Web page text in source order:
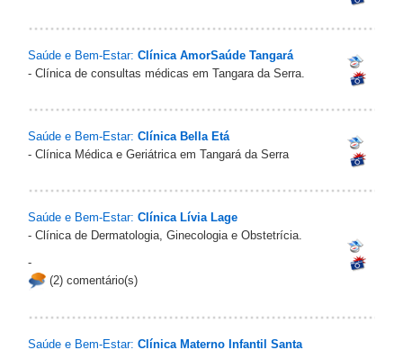
Saúde e Bem-Estar: Clínica AmorSaúde Tangará
- Clínica de consultas médicas em Tangara da Serra.
Saúde e Bem-Estar: Clínica Bella Etá
- Clínica Médica e Geriátrica em Tangará da Serra
Saúde e Bem-Estar: Clínica Lívia Lage
- Clínica de Dermatologia, Ginecologia e Obstetrícia.
-
(2) comentário(s)
Saúde e Bem-Estar: Clínica Materno Infantil Santa